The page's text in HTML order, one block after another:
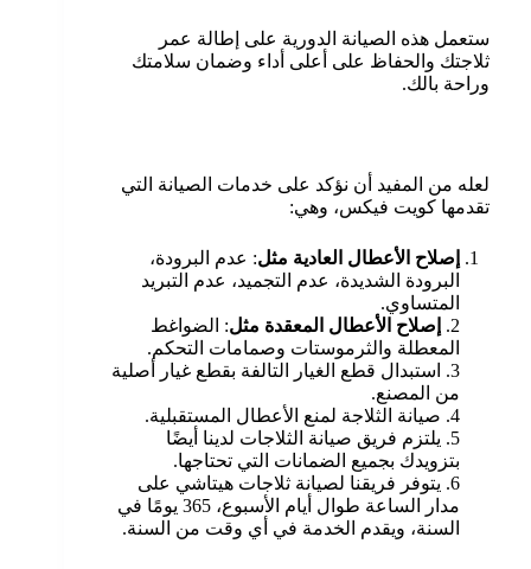
ستعمل هذه الصيانة الدورية على إطالة عمر
ثلاجتك والحفاظ على أعلى أداء وضمان سلامتك
وراحة بالك.
لعله من المفيد أن نؤكد على خدمات الصيانة التي
تقدمها كويت فيكس، وهي:
إصلاح الأعطال العادية مثل: عدم البرودة،
البرودة الشديدة، عدم التجميد، عدم التبريد
المتساوي.
2.
إصلاح الأعطال المعقدة مثل: الضواغط
المعطلة والثرموستات وصمامات التحكم.
3. استبدال قطع الغيار التالفة بقطع غيار أصلية
من المصنع.
4. صيانة الثلاجة لمنع الأعطال المستقبلية.
5. يلتزم فريق صيانة الثلاجات لدينا أيضًا
بتزويدك بجميع الضمانات التي تحتاجها.
6. يتوفر فريقنا لصيانة ثلاجات هيتاشي على
مدار الساعة طوال أيام الأسبوع، 365 يومًا في
السنة، ويقدم الخدمة في أي وقت من السنة.